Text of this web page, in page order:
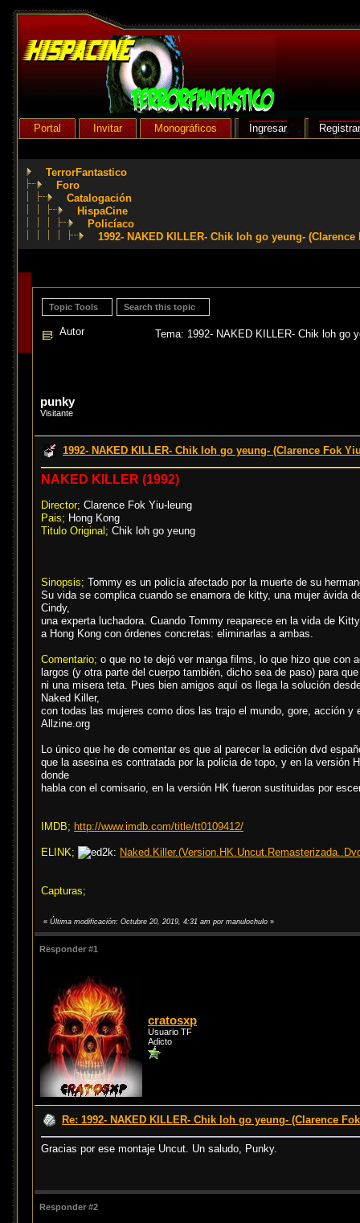
Portal Invitar Monográficos Ingresar
TerrorFantastico
Foro
Catalogación
HispaCine
Policíaco
1992- NAKED KILLER- Chik loh go yeung-
Topic Tools Search this topic
Autor Tema: 1992- NAKED KILLER- Chik loh go
punky
Visitante
1992- NAKED KILLER- Chik loh go yeung- (Clarence Fok
NAKED KILLER (1992)
Director; Clarence Fok Yiu-leung
Pais; Hong Kong
Titulo Original; Chik loh go yeung
Sinopsis; Tommy es un policía afectado por la muerte de su
Su vida se complica cuando se enamora de kitty, una mujer ávida
Cindy,
una experta luchadora. Cuando Tommy reaparece en la vida de
a Hong Kong con órdenes concretas: eliminarlas a ambas.
Comentario; o que no te dejó ver manga films, lo que hizo que con
largos (y otra parte del cuerpo también, dicho sea de paso) para
ni una misera teta. Pues bien amigos aquí os llega la solución
Naked Killer,
con todas las mujeres como dios las trajo el mundo, gore, acción
Allzine.org
Lo único que he de comentar es que al parecer la edición dvd
que la asesina es contratada por la policia de topo, y en la
donde
habla con el comisario, en la versión HK fueron sustituidas por
IMDB; http://www.imdb.com/title/tt0109412/
ELINK;
Capturas;
« Última modificación: Octubre 20, 2019, 4:31 am por manulochulo »
Responder #1
cratosxp
Usuario TF
Adicto
Re: 1992- NAKED KILLER- Chik loh go yeung- (Clarence
Gracias por ese montaje Uncut. Un saludo, Punky.
Responder #2